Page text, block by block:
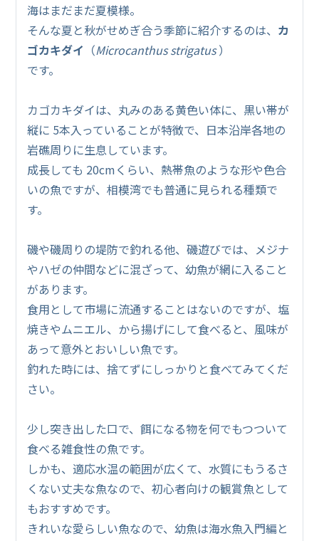
海はまだまだ夏模様。
そんな夏と秋がせめぎ合う季節に紹介するのは、 カ
ゴカキダイ （Microcanthus strigatus）
です。
カゴカキダイは、丸みのある黄色い体に、黒い帯が
縦に 5本入っていることが特徴で、日本沿岸各地の
岩礁周りに生息しています。
成長しても 20cmくらい、熱帯魚のような形や色合
いの魚ですが、相模湾でも普通に見られる種類で
す。
磯や磯周りの堤防で釣れる他、磯遊びでは、メジナ
やハゼの仲間などに混ざって、幼魚が網に入ること
があります。
食用として市場に流通することはないのですが、塩
焼きやムニエル、から揚げにして食べると、風味が
あって意外とおいしい魚です。
釣れた時には、捨てずにしっかりと食べてみてくだ
さい。
少し突き出した口で、餌になる物を何でもつついて
食べる雑食性の魚です。
しかも、適応水温の範囲が広くて、水質にもうるさ
くない丈夫な魚なので、初心者向けの観賞魚として
もおすすめです。
きれいな愛らしい魚なので、幼魚は海水魚入門編と